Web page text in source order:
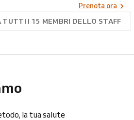
Prenota ora
TUTTI I 15 MEMBRI DELLO STAFF
la tua salute